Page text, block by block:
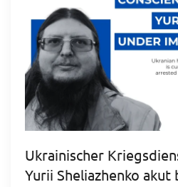
Ukrainischer
Yurii Sheliazhenko